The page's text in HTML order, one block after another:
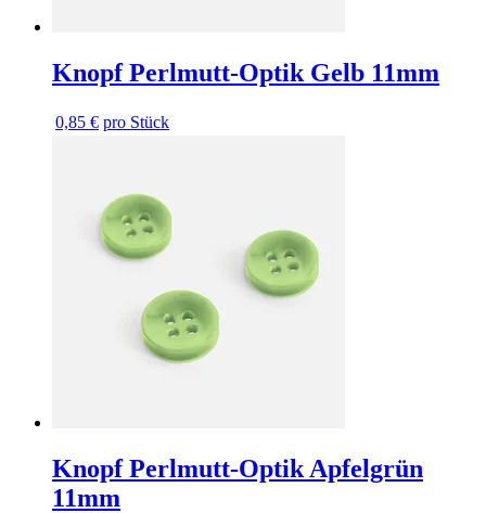
Knopf Perlmutt-Optik Gelb 11mm
0,85 € pro Stück
Knopf Perlmutt-Optik Apfelgrün
11mm